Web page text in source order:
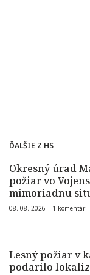
ĎALŠIE Z HS
Okresný úrad
požiar vo
mimoriadnu
08. 08. 2026 | 1 komentár
Lesný požiar v
podarilo